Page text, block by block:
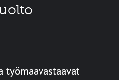
työmaavastaavat